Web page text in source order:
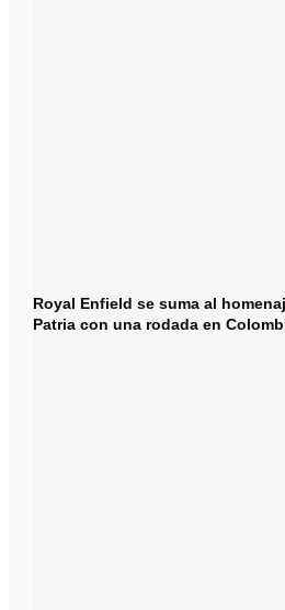
Royal Enfield se suma al
Patria con una rodada en